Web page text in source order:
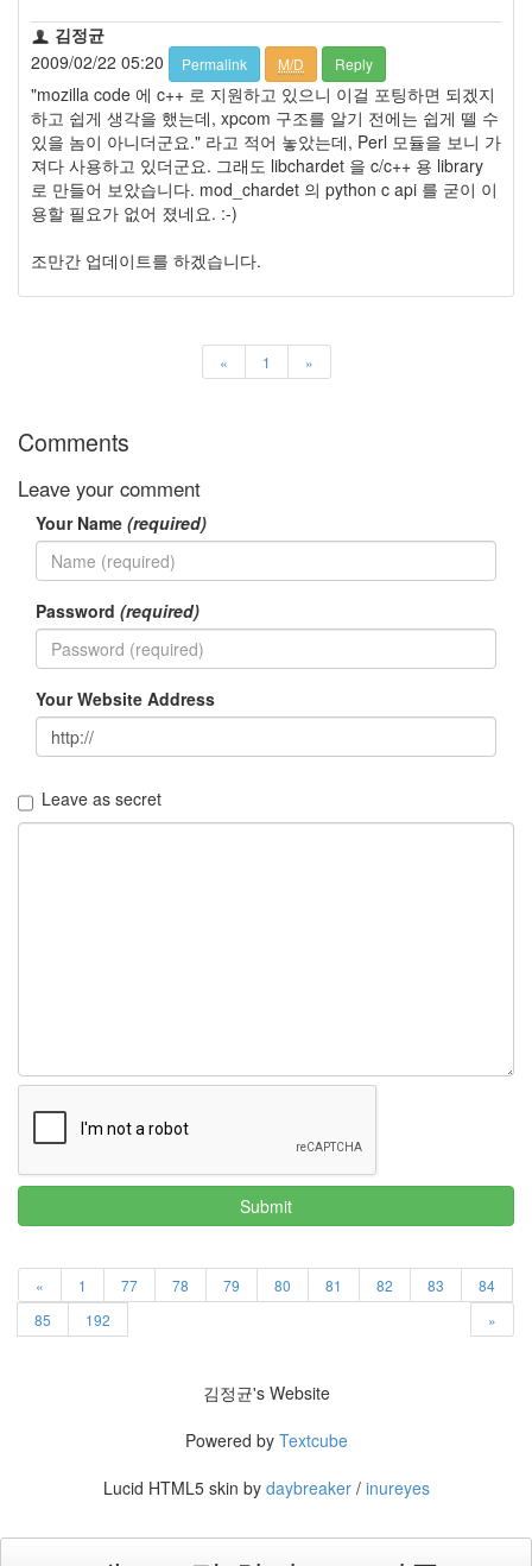
김정균
2009/02/22 05:20
Permalink M/D Reply
"mozilla code 에 c++ 로 지원하고 있으니 이걸 포팅하면 되겠지
하고 쉽게 생각을 했는데, xpcom 구조를 알기 전에는 쉽게 뗄 수
있을 놈이 아니더군요." 라고 적어 놓았는데, Perl 모듈을 보니 가
져다 사용하고 있더군요. 그래도 libchardet 을 c/c++ 용 library
로 만들어 보았습니다. mod_chardet 의 python c api 를 굳이 이
용할 필요가 없어 졌네요. :-)
조만간 업데이트를 하겠습니다.
« 1 »
Comments
Leave your comment
Your Name (required)
Password (required)
Your Website Address
Leave as secret
Submit
« 1 77 78 79 80 81 82 83
84
85
192 »
김정균's Website
Powered by Textcube
Lucid HTML5 skin by daybreaker/ inureyes